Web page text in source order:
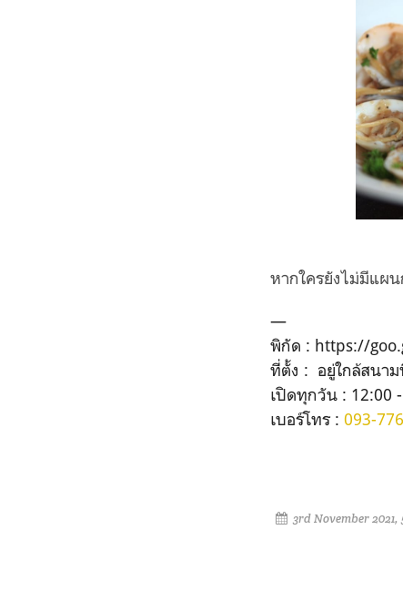
หากใครยังไม่มีแผ
—
พิกัด : https://
ที่ตั้ง : อยู่ใกล้สนา
เปิดทุกวัน : 12:00
เบอร์โทร : 093-
3rd November 2021,